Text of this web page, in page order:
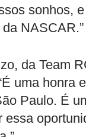
sonhos,
NASCAR.”
da Team
uma honra
Paulo. É
essa